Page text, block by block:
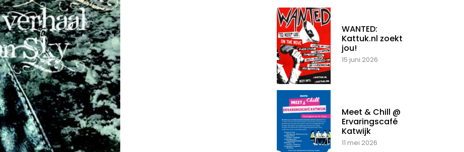
WANTED:
Kattuk.nl zoekt
jou!
15 juni 2026
Meet & Chill @
Ervaringscafé
Katwijk
11 mei 2026